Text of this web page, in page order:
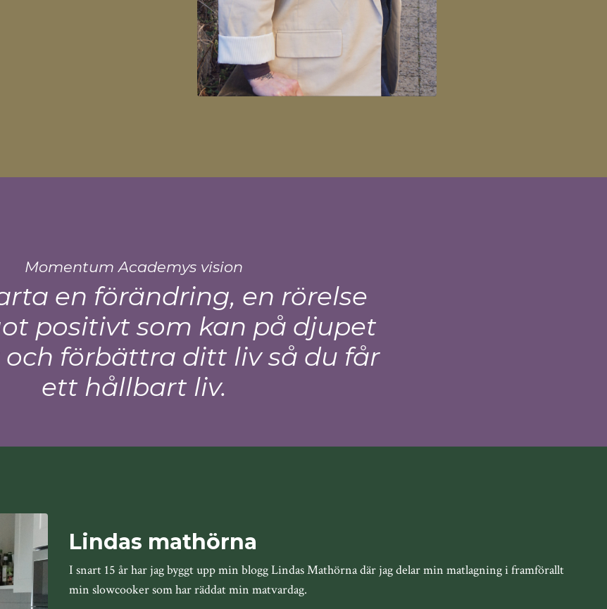
Momentum Academys vision
en förändring, en rörelse
positivt som kan på djupet
förbättra ditt liv så du får
ett hållbart liv.
Lindas mathörna
I snart 15 år har jag byggt upp min blogg Lindas Mathörna där jag delar min matlagning i framförallt
min slowcooker som har räddat min matvardag.